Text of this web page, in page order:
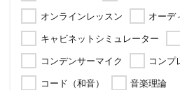
オンラインレッスン
オーデ
キャビネットシミュレーター
コンデンサーマイク
コンプ
コード（和音）
音楽理論